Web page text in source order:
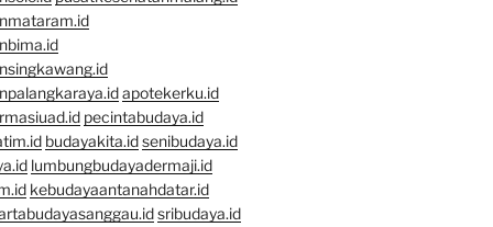
apotekerku.id
pecintabudaya.id
budayakita.id senibudaya.id
lumbungbudayadermaji.id
kebudayaantanahdatar.id
sribudaya.id